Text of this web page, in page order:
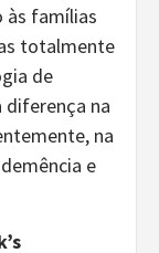
às famílias
totalmente
de
na
na
e